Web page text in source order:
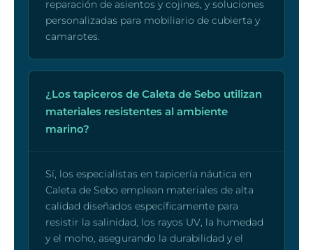
reparación de asientos y cojines, y soluciones
personalizadas para mobiliario de cubierta y
camarotes.
¿Los tapiceros de Caleta de Sebo utilizan
materiales resistentes al ambiente
marino?
Sí, los especialistas en tapicería náutica en
Caleta de Sebo emplean materiales de alta
calidad diseñados específicamente para
resistir la salinidad, los rayos UV, la humedad
y el moho, asegurando la durabilidad y el